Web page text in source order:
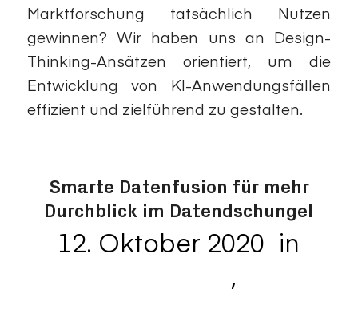
Marktforschung tatsächlich Nutzen
gewinnen? Wir haben uns an Design-
Thinking-Ansätzen orientiert, um die
Entwicklung von KI-Anwendungsfällen
effizient und zielführend zu gestalten.
Smarte Datenfusion für mehr
Durchblick im Datendschungel
12. Oktober 2020 in
,